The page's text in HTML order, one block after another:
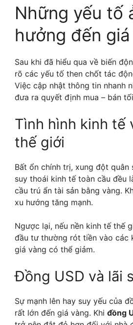
Những yếu tố
hưởng đến
Sau khi đã hiểu qua về biến
rõ các yếu tố then chốt tác
Việc cập nhật thông tin nhanh
đưa ra quyết định mua – bán
Tình hình kinh tế
thế giới
Bất ổn chính trị, xung đột quân
suy thoái kinh tế toàn cầu đều
cầu trú ẩn tài sản bằng vàng.
xu hướng tăng mạnh.
Ngược lại, nếu nền kinh tế thế
đầu tư thường rót tiền vào các
giá vàng có thể giảm.
Đồng USD và lãi
Sự mạnh lên hay suy yếu của
rất lớn đến giá vàng. Khi đồng